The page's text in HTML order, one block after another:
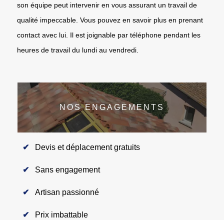
son équipe peut intervenir en vous assurant un travail de
qualité impeccable. Vous pouvez en savoir plus en prenant
contact avec lui. Il est joignable par téléphone pendant les
heures de travail du lundi au vendredi.
NOS ENGAGEMENTS
Devis et déplacement gratuits
Sans engagement
Artisan passionné
Prix imbattable